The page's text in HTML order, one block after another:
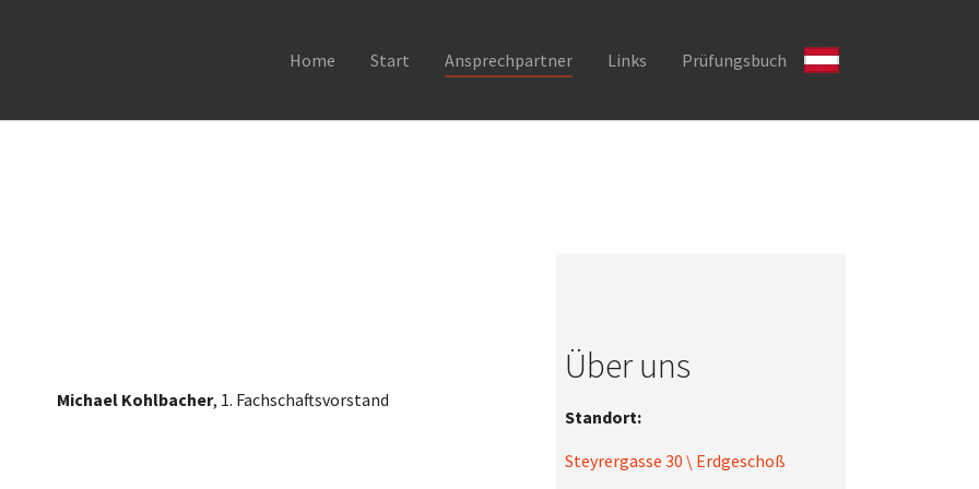
Home Start Ansprechpartner Links Prüfungsbuch
Michael Kohlbacher, 1. Fachschaftsvorstand
Über uns
Standort:
Steyrergasse 30 \ Erdgeschoß